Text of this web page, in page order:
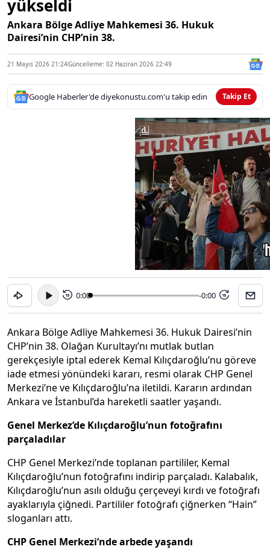
yükseldi
Ankara Bölge Adliye Mahkemesi 36. Hukuk
Dairesi’nin CHP’nin 38.
21 Mayıs 2026 21:24Güncelleme: 02 Haziran 2026 22:49
Google Haberler'de diyekonustu.com'u takip edin Takip Et
15 0:00 -0:00 15
Ankara Bölge Adliye Mahkemesi 36. Hukuk Dairesi’nin
CHP’nin 38. Olağan Kurultayı’nı mutlak butlan
gerekçesiyle iptal ederek Kemal Kılıçdaroğlu’nu göreve
iade etmesi yönündeki kararı, resmi olarak CHP Genel
Merkezi’ne ve Kılıçdaroğlu’na iletildi. Kararın ardından
Ankara ve İstanbul’da hareketli saatler yaşandı.
Genel Merkez’de Kılıçdaroğlu’nun fotoğrafını
parçaladılar
CHP Genel Merkezi’nde toplanan partililer, Kemal
Kılıçdaroğlu’nun fotoğrafını indirip parçaladı. Kalabalık,
Kılıçdaroğlu’nun asılı olduğu çerçeveyi kırdı ve fotoğrafı
ayaklarıyla çiğnedi. Partililer fotoğrafı çiğnerken “Hain”
sloganları attı.
CHP Genel Merkezi’nde arbede yaşandı